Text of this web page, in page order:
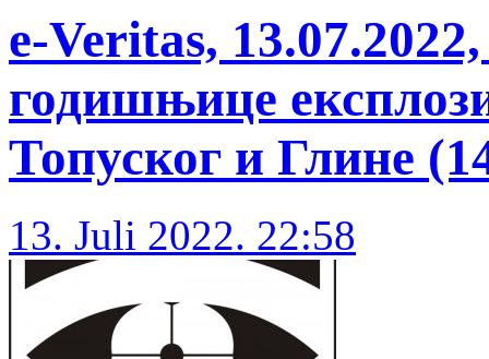
e-Veritas,
годишњице
Топуског и Глине
13. Juli 2022. 22:58